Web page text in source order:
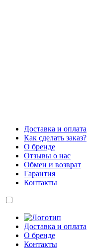
Доставка и оплата
Как сделать заказ?
О бренде
Отзывы о нас
Обмен и возврат
Гарантия
Контакты
Доставка и оплата
О бренде
Контакты